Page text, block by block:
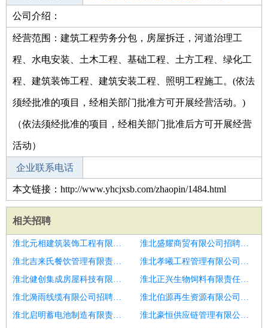
公司类型
公司介绍：
经营范围：建筑工程劳务分包，房屋拆迁，河道治理工
程、水电安装、土木工程、基础工程、土方工程、绿化工
程、建筑装饰工程、建筑安装工程、照明工程施工。(依法
须经批准的项目，经相关部门批准方可开展经营活动。)
（依法须经批准的项目，经相关部门批准后方可开展经营
活动）
企业联系电话
本文链接：http://www.yhcjxsb.com/zhaopin/1484.html
相关招聘
淮北元相建筑装饰工程有限公司招聘区域销售经理
淮北盛耀商贸有限公司招聘墙布销售经理
淮北吉来氏餐饮管理有限责任公司招聘4k销售经理
淮北孝曦工程管理有限公司招聘外贸销售经理
淮北健创集成房屋科技有限公司招聘区域销售经理西安
淮北正兴生物饲料有限责任公司招聘销售经理
淮北漪雨线缆有限公司招聘销售经理
淮北伯源再生资源有限公司招聘区域销售经理主管
淮北启明蓄电池制造有限责任公司招聘销售经理
淮北豪恒供应链管理有限公司招聘销售经理销售工程师